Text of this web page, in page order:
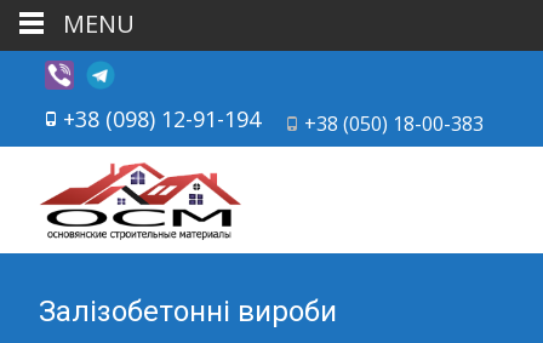
+38 (050) 18-00-383
+38 (098) 12-91-194
Залізобетонні вироби
MENU